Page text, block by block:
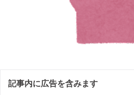
記事内に広告を含みます